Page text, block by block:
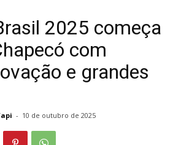
2025 começa
com
e grandes
- 10 de outubro de 2025